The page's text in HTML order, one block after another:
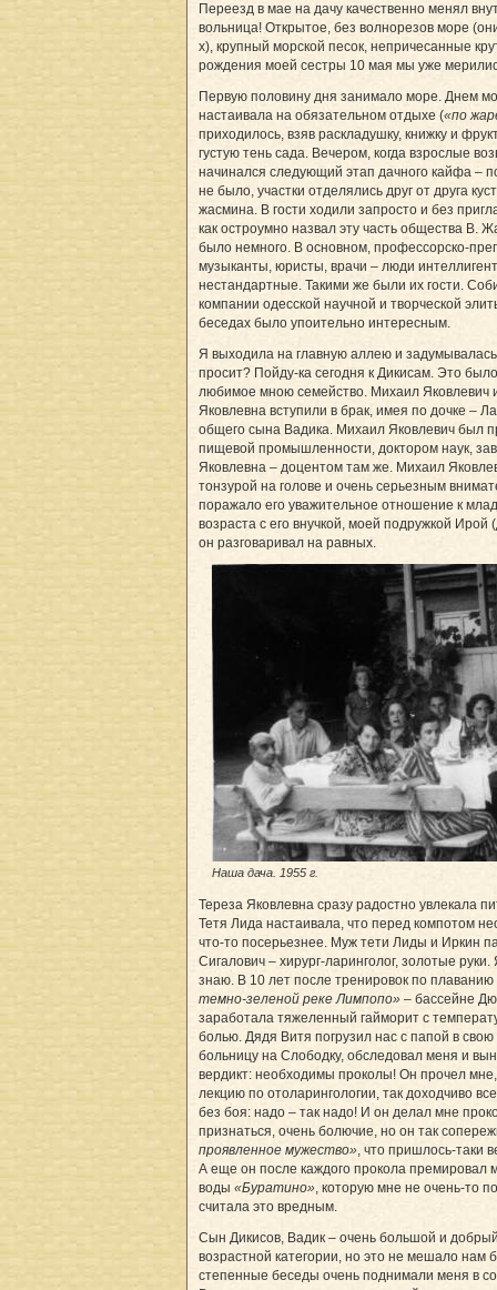
Переезд в мае на дачу качественно менял
вольница! Открытое, без волнорезов море
х), крупный морской песок, непричесанные
рождения моей сестры 10 мая мы уже
Первую половину дня занимало море. Днем
настаивала на обязательном отдыхе («по
приходилось, взяв раскладушку, книжку и
густую тень сада. Вечером, когда взрослые
начинался следующий этап дачного кайфа –
не было, участки отделялись друг от друга
жасмина. В гости ходили запросто и без
как остроумно назвал эту часть общества В.
было немного. В основном, профессорско-
музыканты, юристы, врачи – люди
нестандартные. Такими же были их гости.
компании одесской научной и творческой
беседах было упоительно интересным.
Я выходила на главную аллею и
просит? Пойду-ка сегодня к Дикисам. Это
любимое мною семейство. Михаил Яковлевич
Яковлевна вступили в брак, имея по дочке –
общего сына Вадика. Михаил Яковлевич был
пищевой промышленности, доктором наук,
Яковлевна – доцентом там же. Михаил
тонзурой на голове и очень серьезным
поражало его уважительное отношение к
возраста с его внучкой, моей подружкой Ирой
он разговаривал на равных.
Наша дача. 1955 г.
Тереза Яковлевна сразу радостно увлекала
Тетя Лида настаивала, что перед компотом
что-то посерьезнее. Муж тети Лиды и Иркин
Сигалович – хирург-ларинголог, золотые
знаю. В 10 лет после тренировок по
темно-зеленой реке Лимпопо» – бассейне
заработала тяжеленный гайморит с
болью. Дядя Витя погрузил нас с папой в
больницу на Слободку, обследовал меня и
вердикт: необходимы проколы! Он прочел
лекцию по отоларингологии, так доходчиво
без боя: надо – так надо! И он делал мне
признаться, очень болючие, но он так
проявленное мужество» , что пришлось-таки
А еще он после каждого прокола премировал
воды «Буратино» , которую мне не очень-то
считала это вредным.
Сын Дикисов, Вадик – очень большой и
возрастной категории, но это не мешало нам
степенные беседы очень поднимали меня в